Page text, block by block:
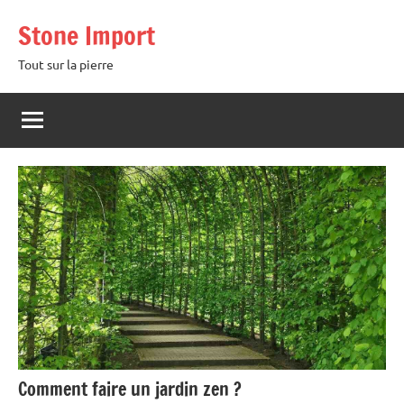
contenu
Stone Import
Tout sur la pierre
Comment faire un jardin zen ?